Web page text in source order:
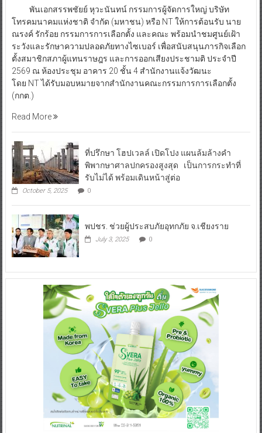
พันเอกสรรพชัยย์ หุวะนันทน์ กรรมการผู้จัดการใหญ่ บริษัท
โทรคมนาคมแห่งชาติ จำกัด (มหาชน) หรือ NT ให้การต้อนรับ นาย
ณรงค์ รักร้อย กรรมการการเลือกตั้ง และคณะ พร้อมนำชมศูนย์เฝ้า
ระวังและรักษาความปลอดภัยทางไซเบอร์ เพื่อสนับสนุนภารกิจเลือก
ตั้งสมาชิกสภาผู้แทนราษฎร และการออกเสียงประชามติ ประจำปี
2569 ณ ห้องประชุม อาคาร 20 ชั้น 4 สำนักงานแจ้งวัฒนะ
โดย NT ได้รับมอบหมายจากสำนักงานคณะกรรมการการเลือกตั้ง
(กกต.)
Read More
ที่ปรึกษา โฮปเวลล์ เปิดโปง แผนล้มล้างคำ
พิพากษาศาลปกครองสูงสุด เป็นการกระทำที่
รับไม่ได้ พร้อมเดินหน้าสู่ต่อ
October 5, 2025 0
พปชร. ช่วยผู้ประสบภัยอุทกภัย จ.เชียงราย
July 3, 2025 0